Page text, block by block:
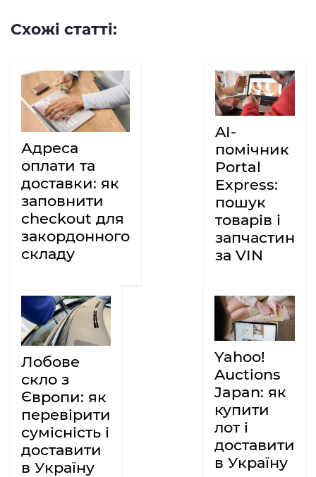
Схожі статті:
Адреса
оплати та
доставки: як
заповнити
checkout для
закордонного
складу
AI-
помічник
Portal
Express:
пошук
товарів і
запчастин
за VIN
Лобове
скло з
Європи: як
перевірити
сумісність і
доставити
в Україну
Yahoo!
Auctions
Japan: як
купити
лот і
доставити
в Україну